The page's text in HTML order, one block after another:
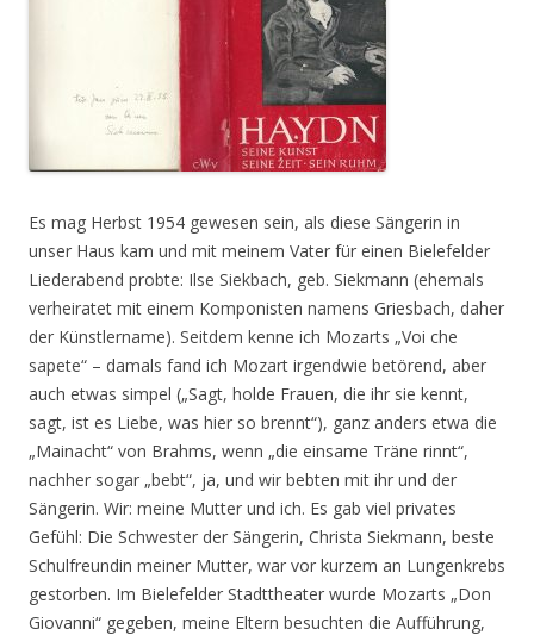
Es mag Herbst 1954 gewesen sein, als diese Sängerin in
unser Haus kam und mit meinem Vater für einen Bielefelder
Liederabend probte: Ilse Siekbach, geb. Siekmann (ehemals
verheiratet mit einem Komponisten namens Griesbach, daher
der Künstlername). Seitdem kenne ich Mozarts „Voi che
sapete“ – damals fand ich Mozart irgendwie betörend, aber
auch etwas simpel („Sagt, holde Frauen, die ihr sie kennt,
sagt, ist es Liebe, was hier so brennt“), ganz anders etwa die
„Mainacht“ von Brahms, wenn „die einsame Träne rinnt“,
nachher sogar „bebt“, ja, und wir bebten mit ihr und der
Sängerin. Wir: meine Mutter und ich. Es gab viel privates
Gefühl: Die Schwester der Sängerin, Christa Siekmann, beste
Schulfreundin meiner Mutter, war vor kurzem an Lungenkrebs
gestorben. Im Bielefelder Stadttheater wurde Mozarts „Don
Giovanni“ gegeben, meine Eltern besuchten die Aufführung,